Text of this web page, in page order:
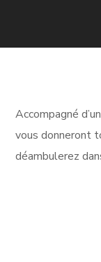
Accompagné
vous donneront
déambulerez